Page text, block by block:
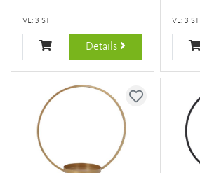
VE: 3 ST
Details
VE: 3 ST